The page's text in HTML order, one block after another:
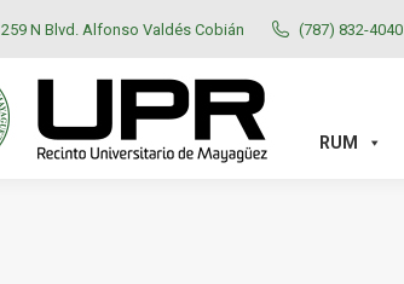
259 N Blvd. Alfonso Valdés Cobián (787) 832-4040
RUM
RUM ADMISIONES